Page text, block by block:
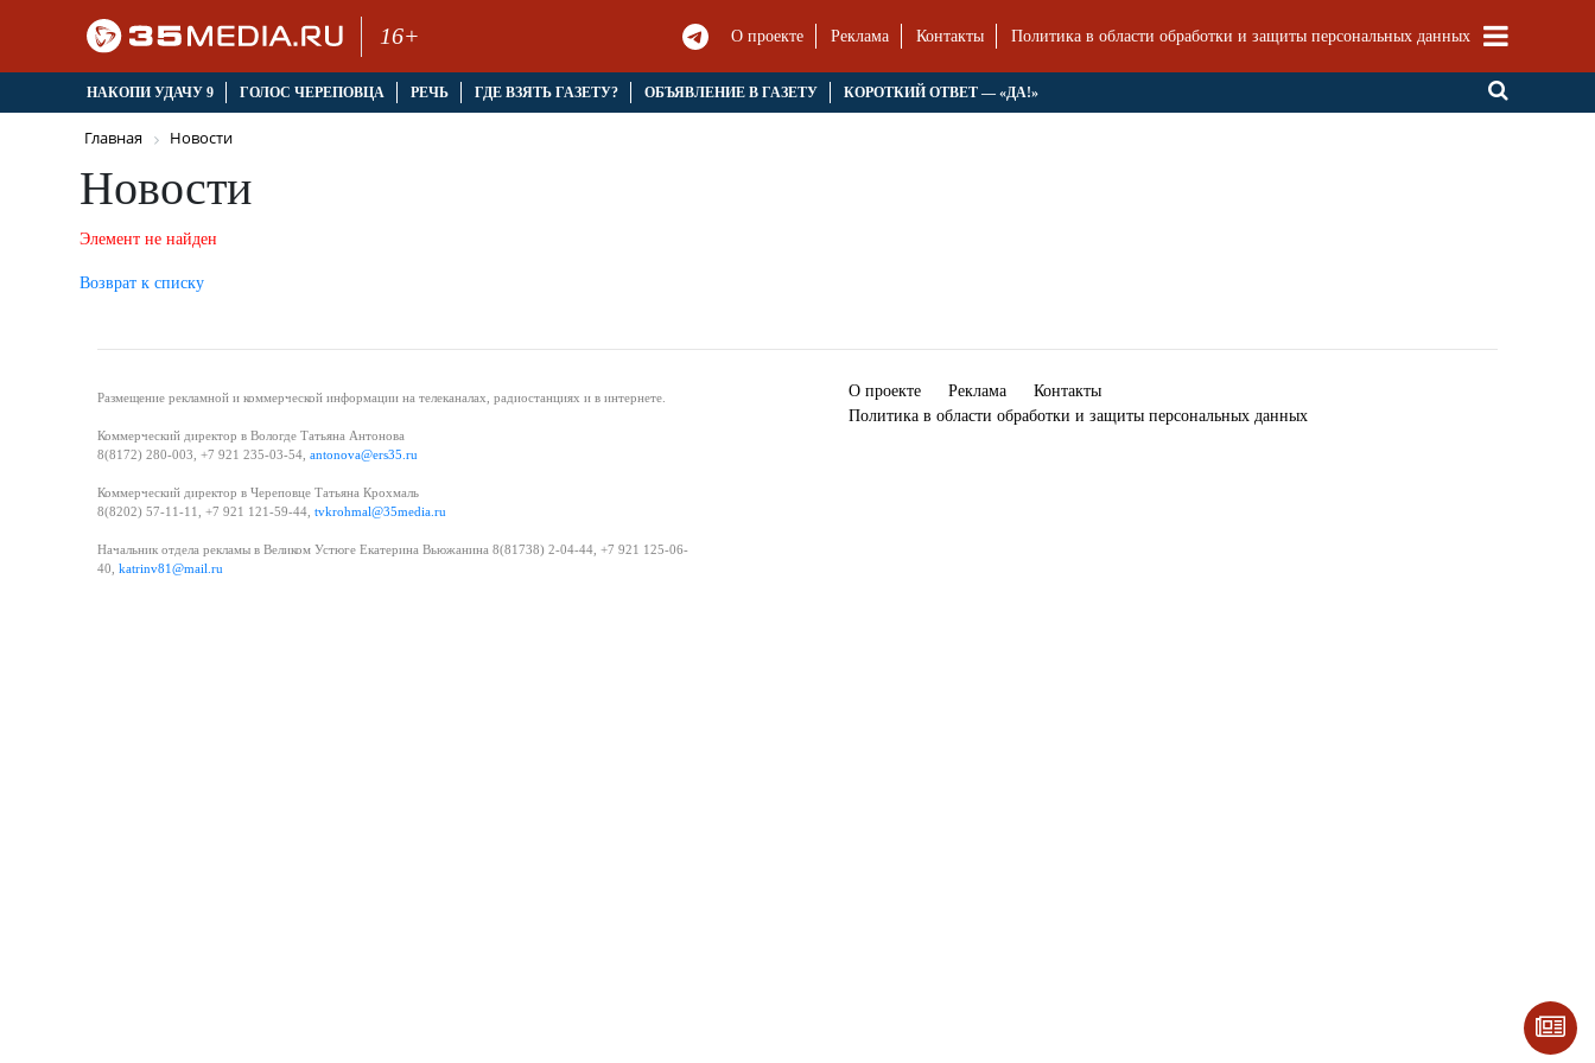
16+ О проекте Реклама Контакты Политика в области обработки и защиты персональных данных
НАКОПИ УДАЧУ 9 ГОЛОС ЧЕРЕПОВЦА РЕЧЬ ГДЕ ВЗЯТЬ ГАЗЕТУ? ОБЪЯВЛЕНИЕ В ГАЗЕТУ КОРОТКИЙ ОТВЕТ — «ДА!»
Главная Новости
Новости
Элемент не найден
Возврат к списку
Размещение рекламной и коммерческой информации на телеканалах, радиостанциях и в интернете.
Коммерческий директор в Вологде Татьяна Антонова
8(8172) 280-003, +7 921 235-03-54, antonova@ers35.ru
Коммерческий директор в Череповце Татьяна Крохмаль
8(8202) 57-11-11, +7 921 121-59-44, tvkrohmal@35media.ru
Начальник отдела рекламы в Великом Устюге Екатерина Вьюжанина 8(81738) 2-04-44, +7 921 125-06-
40, katrinv81@mail.ru
О проекте Реклама
Контакты
Политика в области обработки и защиты персональных данных